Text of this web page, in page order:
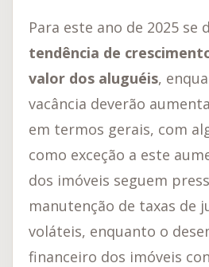
Para este ano de 2025 se
tendência de
valor dos aluguéis,
vacância deverão
em termos gerais, com
como exceção a este
dos imóveis seguem
manutenção de taxas de
voláteis, enquanto o
financeiro dos imóveis